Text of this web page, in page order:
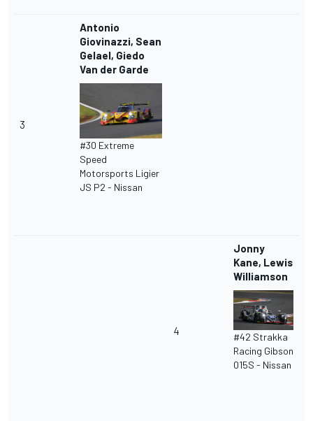
3
Antonio
Giovinazzi, Sean
Gelael, Giedo
Van der Garde
#30 Extreme
Speed
Motorsports Ligier
JS P2 - Nissan
4
Jonny
Kane, Lewis
Williamson
#42 Strakka
Racing Gibson
015S - Nissan